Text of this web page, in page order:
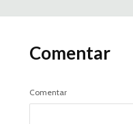
Comentar
Comentar